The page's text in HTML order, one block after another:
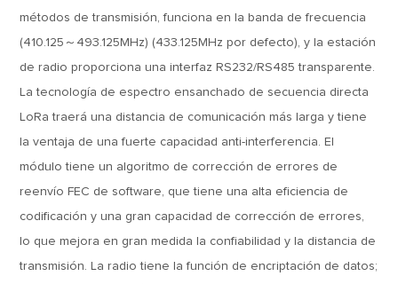
métodos de transmisión, funciona en la banda de frecuencia
(410.125～493.125MHz) (433.125MHz por defecto), y la estación
de radio proporciona una interfaz RS232/RS485 transparente.
La tecnología de espectro ensanchado de secuencia directa
LoRa traerá una distancia de comunicación más larga y tiene
la ventaja de una fuerte capacidad anti-interferencia. El
módulo tiene un algoritmo de corrección de errores de
reenvío FEC de software, que tiene una alta eficiencia de
codificación y una gran capacidad de corrección de errores,
lo que mejora en gran medida la confiabilidad y la distancia de
transmisión. La radio tiene la función de encriptación de datos;